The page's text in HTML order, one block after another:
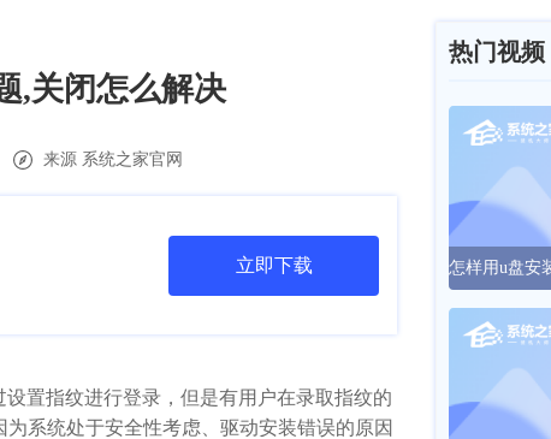
,关闭怎么解决
来源 系统之家官网
立即下载
置指纹进行登录，但是有用户在录取指纹的
系统处于安全性考虑、驱动安装错误的原因
热门视频